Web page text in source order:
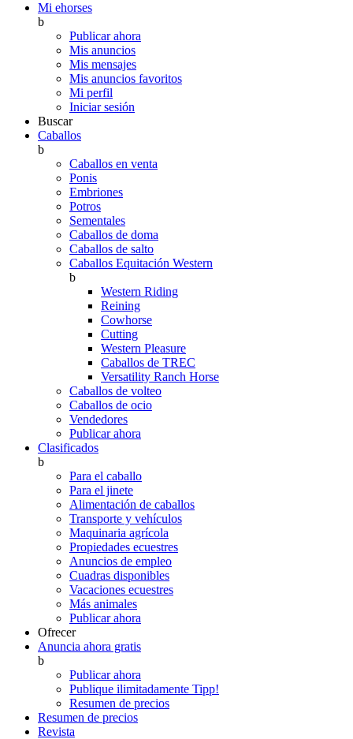
Mi ehorses
b
Publicar ahora
Mis anuncios
Mis mensajes
Mis anuncios favoritos
Mi perfil
Iniciar sesión
Buscar
Caballos
b
Caballos en venta
Ponis
Embriones
Potros
Sementales
Caballos de doma
Caballos de salto
Caballos Equitación Western
b
Western Riding
Reining
Cowhorse
Cutting
Western Pleasure
Caballos de TREC
Versatility Ranch Horse
Caballos de volteo
Caballos de ocio
Vendedores
Publicar ahora
Clasificados
b
Para el caballo
Para el jinete
Alimentación de caballos
Transporte y vehículos
Maquinaria agrícola
Propiedades ecuestres
Anuncios de empleo
Cuadras disponibles
Vacaciones ecuestres
Más animales
Publicar ahora
Ofrecer
Anuncia ahora gratis
b
Publicar ahora
Publique ilimitadamente Tipp!
Resumen de precios
Resumen de precios
Revista